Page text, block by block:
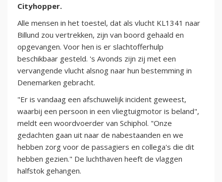
Cityhopper.
Alle mensen in het toestel, dat als vlucht KL1341 naar
Billund zou vertrekken, zijn van boord gehaald en
opgevangen. Voor hen is er slachtofferhulp
beschikbaar gesteld. 's Avonds zijn zij met een
vervangende vlucht alsnog naar hun bestemming in
Denemarken gebracht.
"Er is vandaag een afschuwelijk incident geweest,
waarbij een persoon in een vliegtuigmotor is beland",
meldt een woordvoerder van Schiphol. "Onze
gedachten gaan uit naar de nabestaanden en we
hebben zorg voor de passagiers en collega's die dit
hebben gezien." De luchthaven heeft de vlaggen
halfstok gehangen.